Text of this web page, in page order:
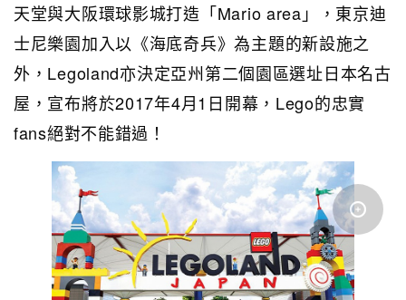
天堂與大阪環球影城打造「Mario area」，東京迪
士尼樂園加入以《海底奇兵》為主題的新設施之
外，Legoland亦決定亞州第二個園區選址日本名古
屋，宣布將於2017年4月1日開幕，Lego的忠實
fans絕對不能錯過！